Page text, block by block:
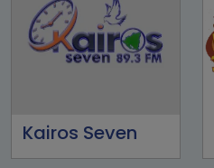
Kairos Seven